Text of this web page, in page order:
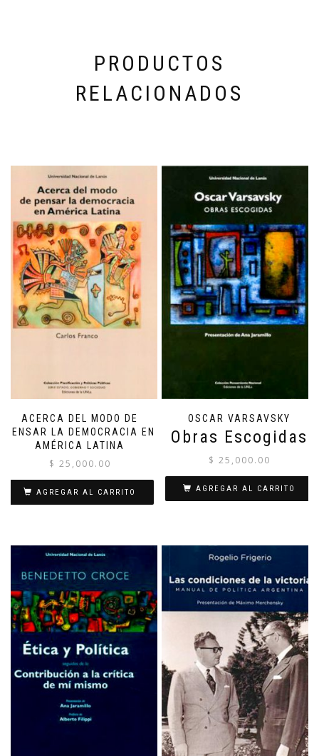
PRODUCTOS
RELACIONADOS
ACERCA DEL MODO DE
PENSAR LA DEMOCRACIA EN
AMÉRICA LATINA
$ 25,000.00
AGREGAR AL CARRITO
OSCAR VARSAVSKY
Obras Escogidas
$ 25,000.00
AGREGAR AL CARRITO